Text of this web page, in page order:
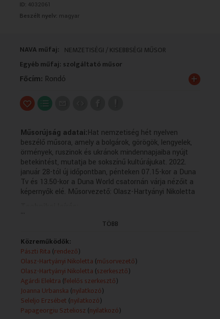
ID: 4032061
Beszélt nyelv: magyar
NAVA műfaj: NEMZETISÉGI / KISEBBSÉGI MŰSOR
Egyéb műfaj: szolgáltató műsor
Főcím: Rondó +
Műsorújság adatai:Hat nemzetiség hét nyelven
beszélő műsora, amely a bolgárok, görögök, lengyelek,
örmények, ruszinok és ukránok mindennapjaiba nyújt
betekintést, mutatja be sokszínű kultúrájukat. 2022.
január 28-tól új időpontban, pénteken 07.15-kor a Duna
Tv és 13.50-kor a Duna World csatornán várja nézőit a
képernyők elé. Műsorvezető: Olasz-Hartyányi Nikoletta
A műsorszolgáltatói információk forrása változó
Műsorszolgáltatói ismertető:
A Magyar Televízióban 1994 januárjától látható a
Rondó nemzetiségi magazinműsora.
A RONDÓ nemzetiségi magazin 1994 óta nyújt
betekintést a magyarországi nemzetiségek hat
kislétszámú közössége, a bolgárok, görögök, lengyelek,
örmények, ruszinok valamint ukránok mindennapjaiba,
...
TÖBB
Közreműködők:
Pászti Rita (rendező)
Olasz-Hartyányi Nikoletta (műsorvezető)
Olasz-Hartyányi Nikoletta (szerkesztő)
Agárdi Elektra (felelős szerkesztő)
Joanna Urbanska (nyilatkozó)
Seleljo Erzsébet (nyilatkozó)
Papageorgiu Szteliosz (nyilatkozó)